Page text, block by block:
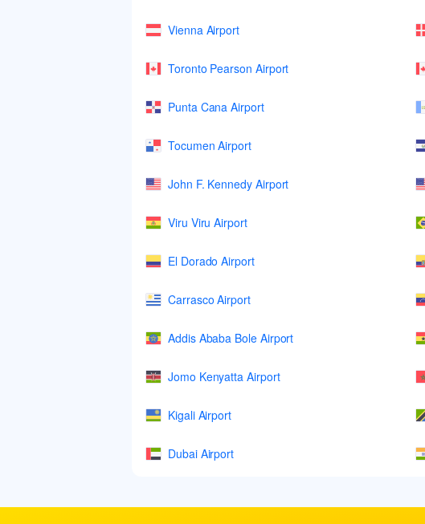
Vienna Airport
Toronto Pearson Airport
Punta Cana Airport
Tocumen Airport
John F. Kennedy Airport
Viru Viru Airport
El Dorado Airport
Carrasco Airport
Addis Ababa Bole Airport
Jomo Kenyatta Airport
Kigali Airport
Dubai Airport